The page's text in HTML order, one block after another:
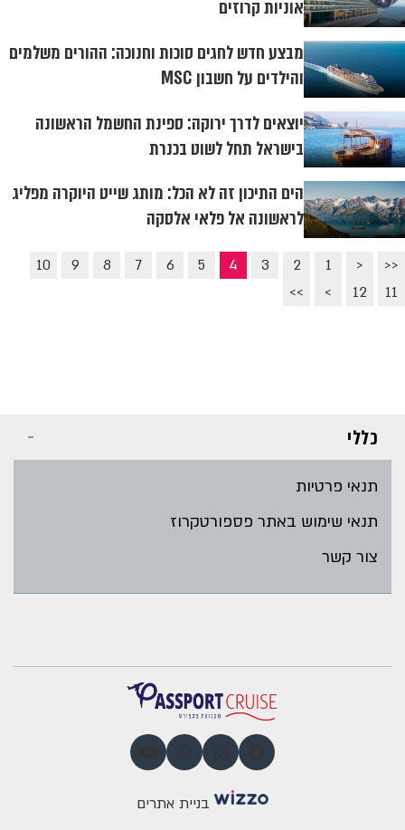
אוניות קרוזים
מבצע חדש לחגים סוכות וחנוכה: ההורים משלמים
והילדים על חשבון MSC
יוצאים לדרך ירוקה: ספינת החשמל הראשונה
בישראל תחל לשוט בכנרת
הים התיכון זה לא הכל: מותג שייט היוקרה מפליג
לראשונה אל פלאי אלסקה
<<
<
1
2
3
4
5
6
7
8
9
10
11
12
>
>>
כללי
תנאי פרטיות
תנאי שימוש באתר פספורטקרוז
צור קשר
בניית אתרים